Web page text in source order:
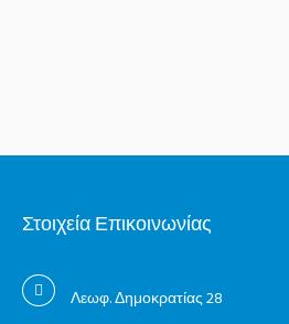
Στοιχεία Επικοινωνίας
Λεωφ. Δημοκρατίας 28